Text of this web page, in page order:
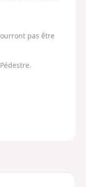
pas être